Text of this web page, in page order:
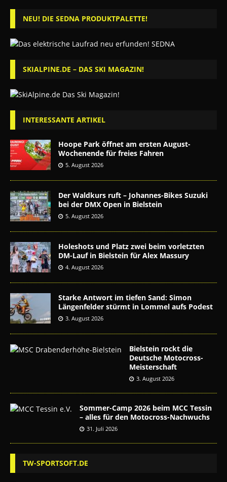
NEU! DIE SEDNA PRODUKTPALETTE!
SKIALPINE.DE – DAS SKI MAGAZIN!
INTERESSANTE ARTIKEL
Hoope Park öffnet am ersten August-
Wochenende für freies Fahren
5. August 2026
Der Waldkurs ruft – Johannes-Bikes Suzuki
bei der DMX Open in Bielstein
5. August 2026
Holeshots und Platz zwei beim vorletzten
DM-Lauf in Bielstein für Alex Massury
4. August 2026
Starke Antwort im tiefen Sand: Simon
Längenfelder stürmt in Lommel aufs Podest
3. August 2026
Bielstein rockt die
Deutsche Motocross-
Meisterschaft
3. August 2026
Sommer-Camp 2026 beim MCC Tessin
– alles für den Motocross-Nachwuchs
31. Juli 2026
TW-SPORTSOFT.DE